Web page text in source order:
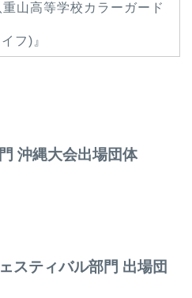
山高等学校カラーガード
フ)』
沖縄大会出場団体
スティバル部門 出場団